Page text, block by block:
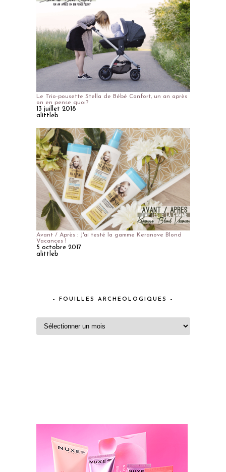
Le Trio-pousette Stella de Bébé Confort, un an après
on en pense quoi?
13 juillet 2018
alittleb
Avant / Après : J'ai testé la gamme Keranove Blond
Vacances !
5 octobre 2017
alittleb
– FOUILLES ARCHEOLOGIQUES –